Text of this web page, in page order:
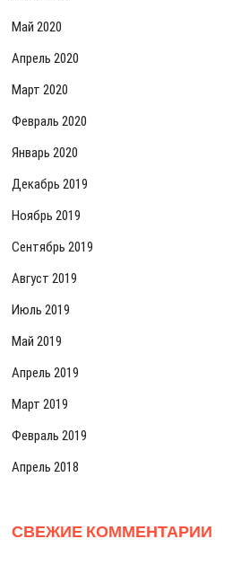
Май 2020
Апрель 2020
Март 2020
Февраль 2020
Январь 2020
Декабрь 2019
Ноябрь 2019
Сентябрь 2019
Август 2019
Июль 2019
Май 2019
Апрель 2019
Март 2019
Февраль 2019
Апрель 2018
СВЕЖИЕ КОММЕНТАРИИ